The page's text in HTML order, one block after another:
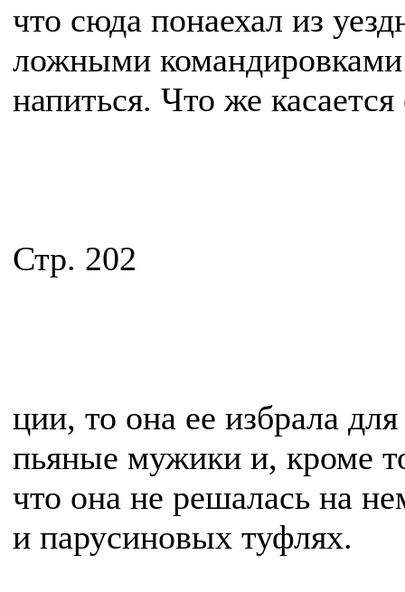
что сюда понаехал из
ложными
напиться. Что же
Стр. 202
ции, то она ее избрала
пьяные мужики и, кроме
что она не решалась на
и парусиновых туфлях.